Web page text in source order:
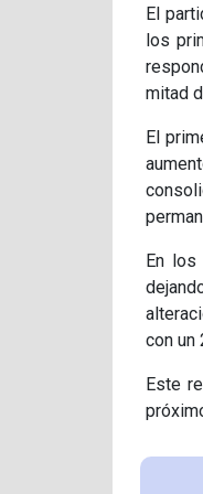
El
los
mitad
El
En
con un
Este